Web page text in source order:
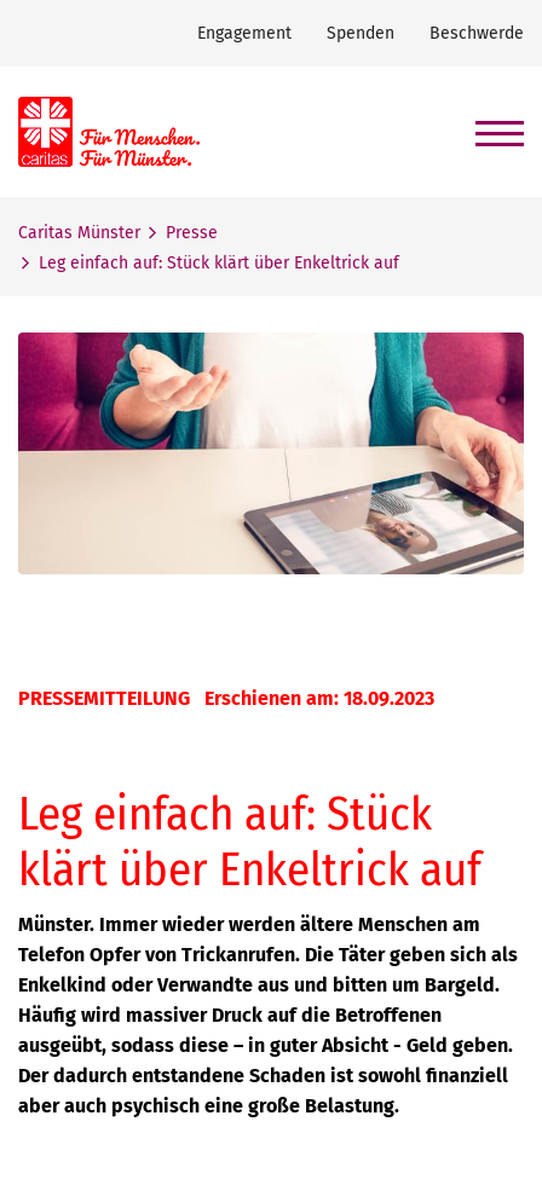
Engagement Spenden Beschwerde
Caritas Münster
Presse
Leg einfach auf: Stück klärt über Enkeltrick auf
PRESSEMITTEILUNG Erschienen am: 18.09.2023
Leg einfach auf: Stück
klärt über Enkeltrick auf
Münster. Immer wieder werden ältere Menschen am
Telefon Opfer von Trickanrufen. Die Täter geben sich als
Enkelkind oder Verwandte aus und bitten um Bargeld.
Häufig wird massiver Druck auf die Betroffenen
ausgeübt, sodass diese – in guter Absicht - Geld geben.
Der dadurch entstandene Schaden ist sowohl finanziell
aber auch psychisch eine große Belastung.